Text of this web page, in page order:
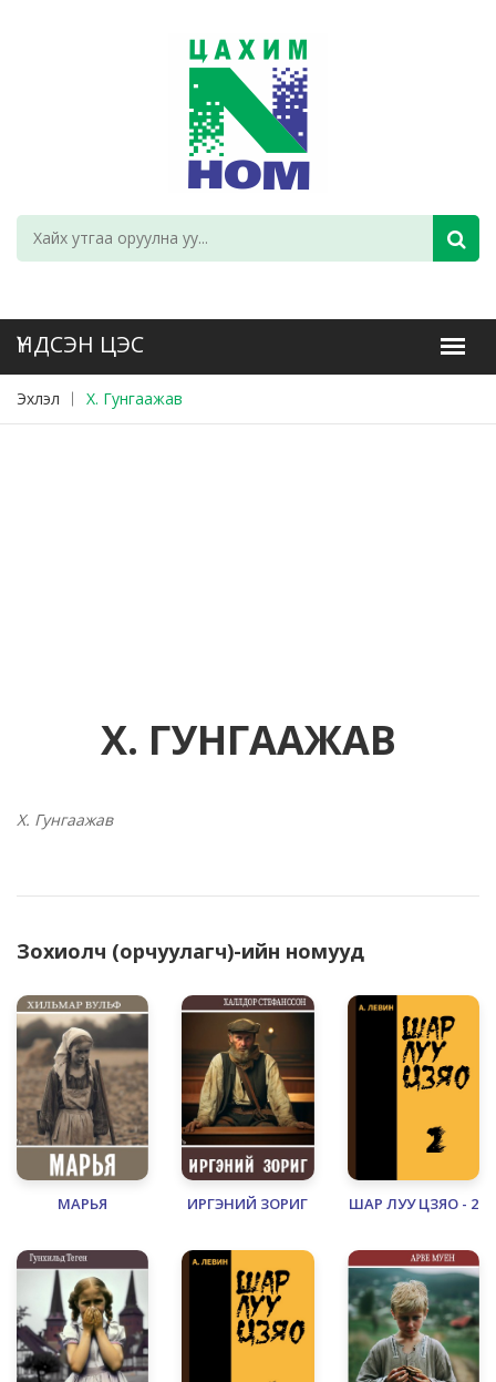
Эхлэл X. Гунгаажав
X. ГУНГААЖАВ
X. Гунгаажав
Зохиолч (орчуулагч)-ийн номууд
МАРЬЯ ИРГЭНИЙ ЗОРИГ ШАР ЛУУ ЦЗЯО - 2